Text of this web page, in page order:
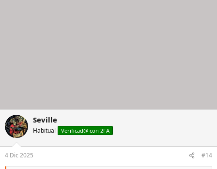
Seville
Habitual Verificad@ con 2FA
4 Dic 2025 #14